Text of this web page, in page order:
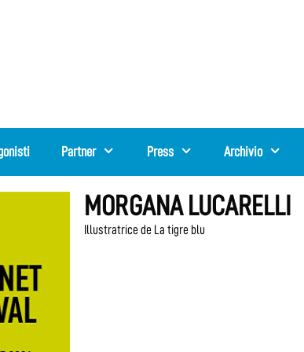
Partner Press Archivio
MORGANA LUCARELLI
Illustratrice de La tigre blu